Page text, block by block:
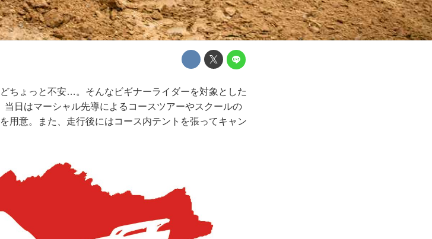
ちょっと不安…。そんなビギナーライダーを対象とした
日はマーシャル先導によるコースツアーやスクールの
用意。また、走行後にはコース内テントを張ってキャン